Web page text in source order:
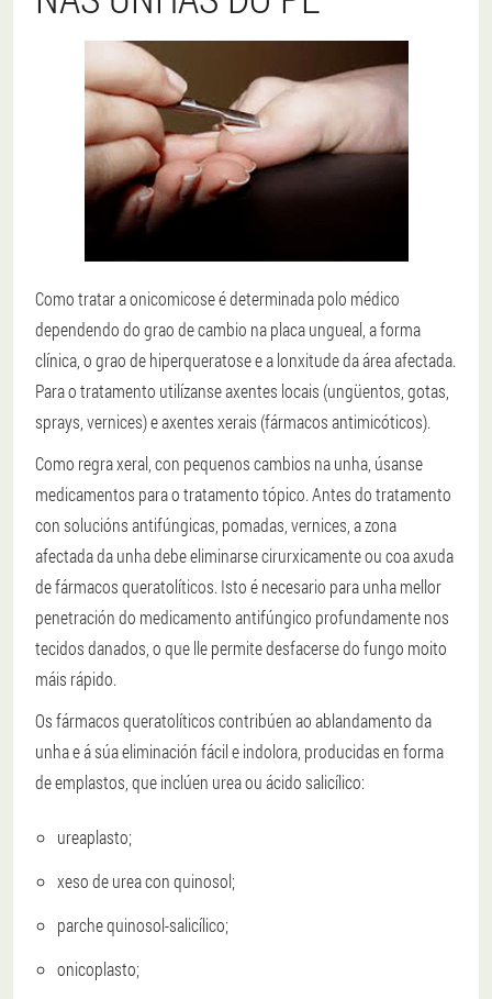
Como tratar a onicomicose é determinada polo médico
dependendo do grao de cambio na placa ungueal, a forma
clínica, o grao de hiperqueratose e a lonxitude da área afectada.
Para o tratamento utilízanse axentes locais (ungüentos, gotas,
sprays, vernices) e axentes xerais (fármacos antimicóticos).
Como regra xeral, con pequenos cambios na unha, úsanse
medicamentos para o tratamento tópico. Antes do tratamento
con solucións antifúngicas, pomadas, vernices, a zona
afectada da unha debe eliminarse cirurxicamente ou coa axuda
de fármacos queratolíticos. Isto é necesario para unha mellor
penetración do medicamento antifúngico profundamente nos
tecidos danados, o que lle permite desfacerse do fungo moito
máis rápido.
Os fármacos queratolíticos contribúen ao ablandamento da
unha e á súa eliminación fácil e indolora, producidas en forma
de emplastos, que inclúen urea ou ácido salicílico:
ureaplasto;
xeso de urea con quinosol;
parche quinosol-salicílico;
onicoplasto;